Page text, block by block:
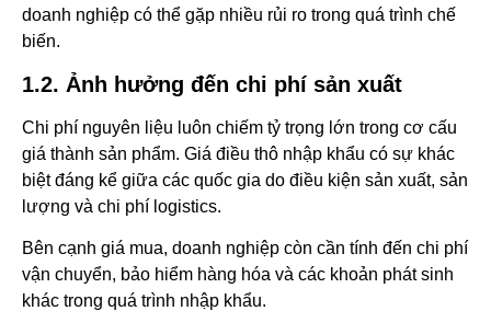
doanh nghiệp có thể gặp nhiều rủi ro trong quá trình chế
biến.
1.2. Ảnh hưởng đến chi phí sản xuất
Chi phí nguyên liệu luôn chiếm tỷ trọng lớn trong cơ cấu
giá thành sản phẩm. Giá điều thô nhập khẩu có sự khác
biệt đáng kể giữa các quốc gia do điều kiện sản xuất, sản
lượng và chi phí logistics.
Bên cạnh giá mua, doanh nghiệp còn cần tính đến chi phí
vận chuyển, bảo hiểm hàng hóa và các khoản phát sinh
khác trong quá trình nhập khẩu.